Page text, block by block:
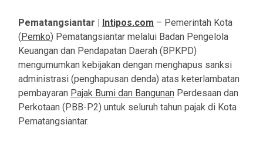
Pematangsiantar | Intipos.com – Pemerintah Kota
( Pemko) Pematangsiantar melalui Badan Pengelola
Keuangan dan Pendapatan Daerah (BPKPD)
mengumumkan kebijakan dengan menghapus sanksi
administrasi (penghapusan denda) atas keterlambatan
pembayaran Pajak Bumi dan Bangunan Perdesaan dan
Perkotaan (PBB-P2) untuk seluruh tahun pajak di Kota
Pematangsiantar.